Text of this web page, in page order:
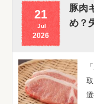
21
Jul
2026
豚肉
め？